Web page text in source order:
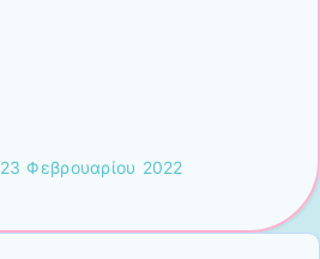
23 Φεβρουαρίου 2022